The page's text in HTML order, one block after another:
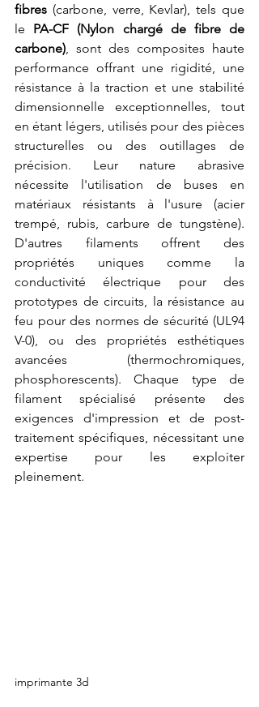
fibres (carbone, verre, Kevlar), tels que
le PA-CF (Nylon chargé de fibre de
carbone) , sont des composites haute
performance offrant une rigidité, une
résistance à la traction et une stabilité
dimensionnelle exceptionnelles, tout
en étant légers, utilisés pour des pièces
structurelles ou des outillages de
précision. Leur nature abrasive
nécessite l'utilisation de buses en
matériaux résistants à l'usure (acier
trempé, rubis, carbure de tungstène).
D'autres filaments offrent des
propriétés uniques comme la
conductivité électrique pour des
prototypes de circuits, la résistance au
feu pour des normes de sécurité (UL94
V-0), ou des propriétés esthétiques
avancées (thermochromiques,
phosphorescents). Chaque type de
filament spécialisé présente des
exigences d'impression et de post-
traitement spécifiques, nécessitant une
expertise pour les exploiter
pleinement.
imprimante 3d